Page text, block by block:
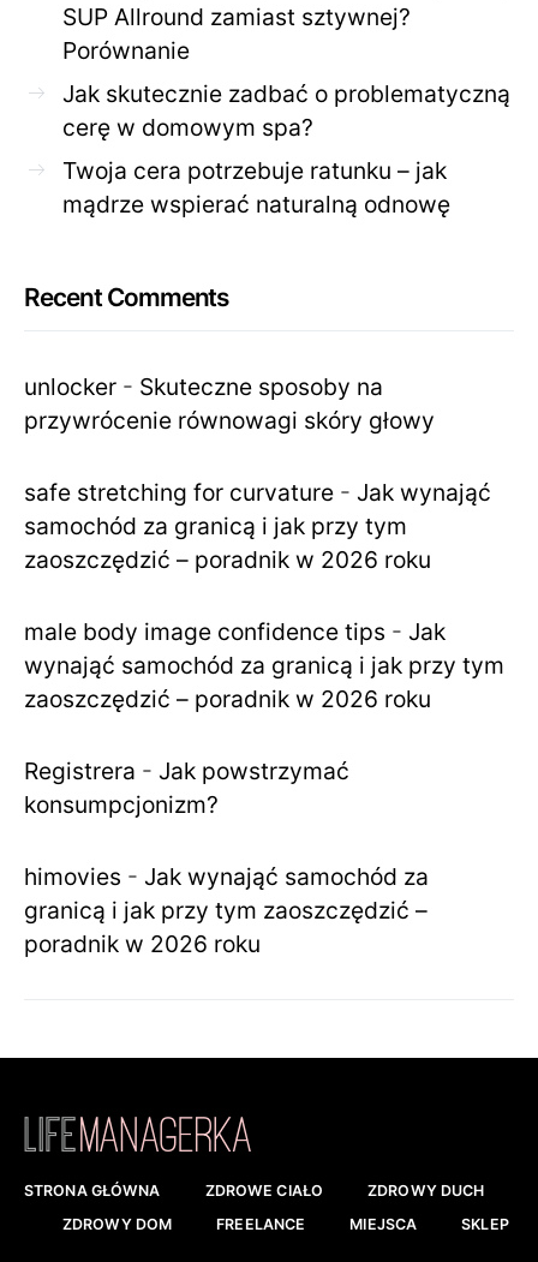
SUP Allround zamiast sztywnej?
Porównanie
Jak skutecznie zadbać o problematyczną
cerę w domowym spa?
Twoja cera potrzebuje ratunku – jak
mądrze wspierać naturalną odnowę
Recent Comments
unlocker - Skuteczne sposoby na
przywrócenie równowagi skóry głowy
safe stretching for curvature - Jak wynająć
samochód za granicą i jak przy tym
zaoszczędzić – poradnik w 2026 roku
male body image confidence tips - Jak
wynająć samochód za granicą i jak przy tym
zaoszczędzić – poradnik w 2026 roku
Registrera - Jak powstrzymać
konsumpcjonizm?
himovies - Jak wynająć samochód za
granicą i jak przy tym zaoszczędzić –
poradnik w 2026 roku
STRONA GŁÓWNA ZDROWE CIAŁO
ZDROWY DUCH
ZDROWY DOM
FREELANCE MIEJSCA SKLEP